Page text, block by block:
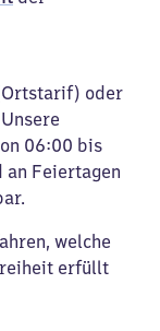
oder
06:00 bis
an Feiertagen
welche
erfüllt